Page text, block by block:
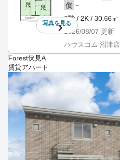
写真を見る
償 －
2階 / 2K / 30.66㎡
2026/08/07 更新
ハウスコム 沼津店
Forest伏見A
賃貸アパート